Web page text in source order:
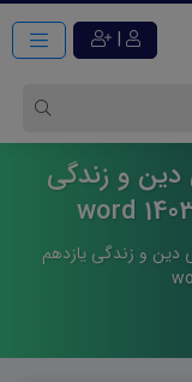
|
دین و زندگی
دین و زندگی یازدهم